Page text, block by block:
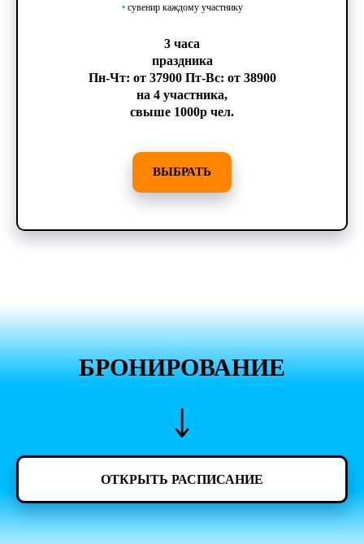
• сувенир каждому участнику
3 часа
праздника
Пн-Чт: от 37900 Пт-Вс: от 38900
на 4 участника,
свыше 1000р чел.
ВЫБРАТЬ
БРОНИРОВАНИЕ
ОТКРЫТЬ РАСПИСАНИЕ